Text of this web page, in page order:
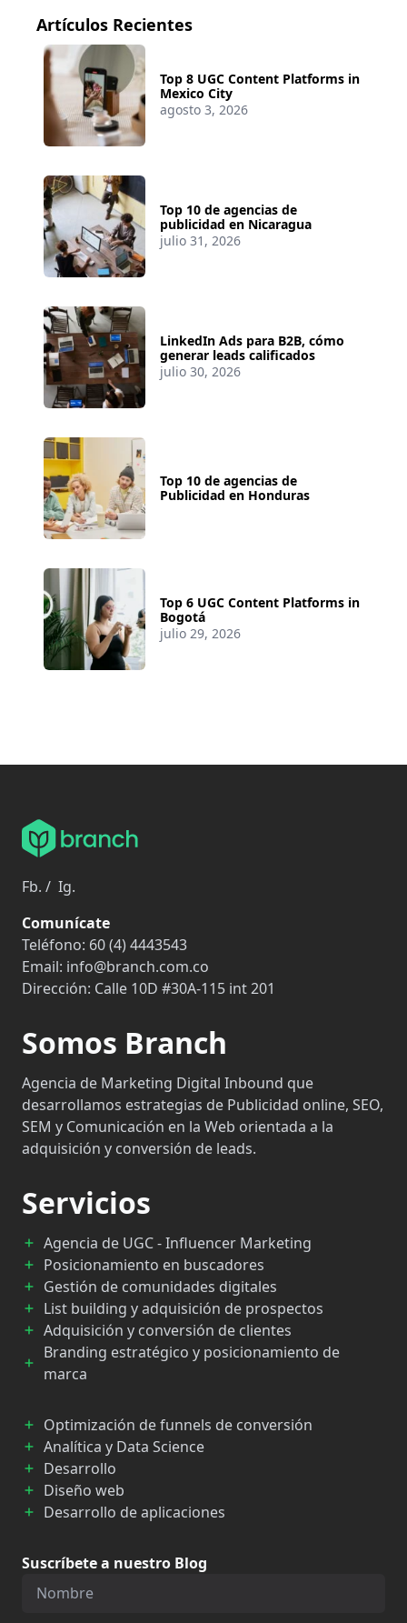
Artículos Recientes
Top 8 UGC Content Platforms in
Mexico City
agosto 3, 2026
Top 10 de agencias de
publicidad en Nicaragua
julio 31, 2026
LinkedIn Ads para B2B, cómo
generar leads calificados
julio 30, 2026
Top 10 de agencias de
Publicidad en Honduras
Top 6 UGC Content Platforms in
Bogotá
julio 29, 2026
Fb. / Ig.
Comunícate
Teléfono: 60 (4) 4443543
Email: info@branch.com.co
Dirección: Calle 10D #30A-115 int 201
Somos Branch
Agencia de Marketing Digital Inbound que
desarrollamos estrategias de Publicidad online, SEO,
SEM y Comunicación en la Web orientada a la
adquisición y conversión de leads.
Servicios
Agencia de UGC - Influencer Marketing
Posicionamiento en buscadores
Gestión de comunidades digitales
List building y adquisición de prospectos
Adquisición y conversión de clientes
Branding estratégico y posicionamiento de
marca
Optimización de funnels de conversión
Analítica y Data Science
Desarrollo
Diseño web
Desarrollo de aplicaciones
Suscríbete a nuestro Blog